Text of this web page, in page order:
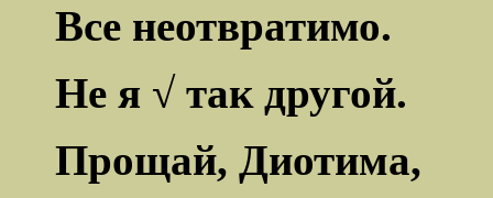
Все неотвратимо.
Не я √ так другой.
Прощай, Диотима,